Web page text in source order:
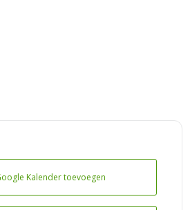
Kalender toevoegen